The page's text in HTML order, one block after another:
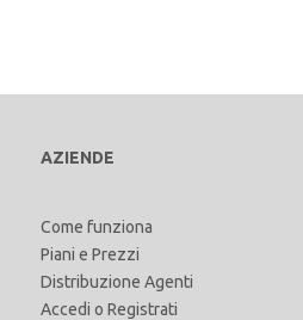
AZIENDE
Come funziona
Piani e Prezzi
Distribuzione Agenti
Accedi o Registrati